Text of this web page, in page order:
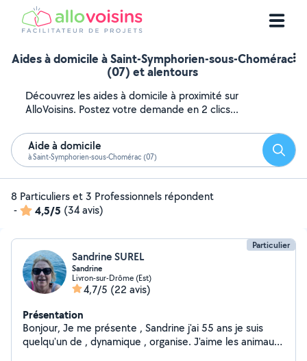
Aides à domicile à Saint-Symphorien-sous-Chomérac
(07) et alentours
Découvrez les aides à domicile à proximité sur
AlloVoisins. Postez votre demande en 2 clics...
Aide à domicile
à Saint-Symphorien-sous-Chomérac (07)
8 Particuliers et 3 Professionnels répondent
-
4,5/5 (34 avis)
Particulier
Sandrine SUREL
Sandrine
Livron-sur-Drôme (Est)
4,7/5 (22 avis)
Présentation
Bonjour, Je me présente , Sandrine j'ai 55 ans je suis
quelqu'un de , dynamique , organise. J'aime les animaux